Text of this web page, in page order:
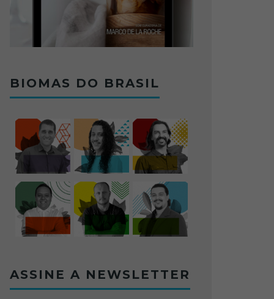
BIOMAS DO BRASIL
ASSINE A NEWSLETTER